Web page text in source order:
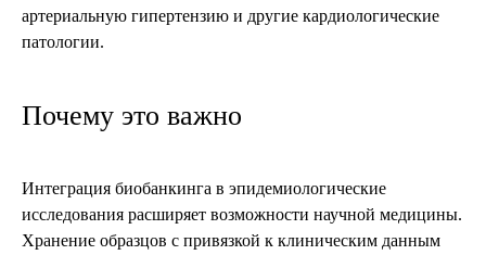
артериальную гипертензию и другие кардиологические
патологии.
Почему это важно
Интеграция биобанкинга в эпидемиологические
исследования расширяет возможности научной медицины.
Хранение образцов с привязкой к клиническим данным